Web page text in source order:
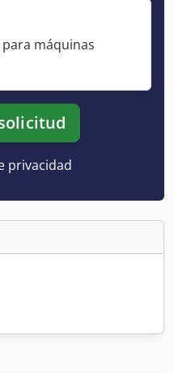
máquinas
privacidad